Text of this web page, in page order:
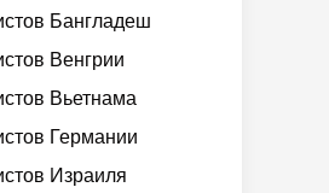
Бангладеш
Венгрии
Вьетнама
Германии
Израиля